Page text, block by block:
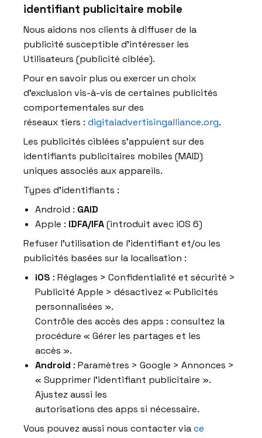
identifiant publicitaire mobile
Nous aidons nos clients à diffuser de la
publicité susceptible d’intéresser les
Utilisateurs (publicité ciblée).
Pour en savoir plus ou exercer un choix
d’exclusion vis-à-vis de certaines publicités
comportementales sur des
réseaux tiers : digitaladvertisingalliance.org.
Les publicités ciblées s’appuient sur des
identifiants publicitaires mobiles (MAID)
uniques associés aux appareils.
Types d’identifiants :
Android : GAID
Apple : IDFA/IFA(introduit avec iOS 6)
Refuser l’utilisation de l’identifiant et/ou les
publicités basées sur la localisation :
iOS : Réglages > Confidentialité et sécurité >
Publicité Apple > désactivez « Publicités
personnalisées ».
Contrôle des accès des apps : consultez la
procédure « Gérer les partages et les
accès ».
Android : Paramètres > Google > Annonces >
« Supprimer l’identifiant publicitaire ».
Ajustez aussi les
autorisations des apps si nécessaire.
Vous pouvez aussi nous contacter viace